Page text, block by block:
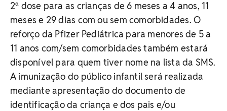
2ª dose para as crianças de 6 meses a 4 anos, 11
meses e 29 dias com ou sem comorbidades. O
reforço da Pfizer Pediátrica para menores de 5 a
11 anos com/sem comorbidades também estará
disponível para quem tiver nome na lista da SMS.
A imunização do público infantil será realizada
mediante apresentação do documento de
identificação da criança e dos pais e/ou